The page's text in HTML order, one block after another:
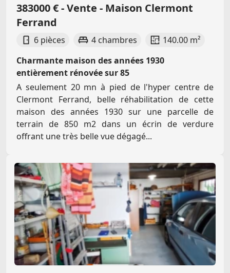
383000 € - Vente - Maison Clermont
Ferrand
6 pièces 4 chambres
140.00 m²
Charmante maison des années 1930
entièrement rénovée sur 85
A seulement 20 mn à pied de l'hyper centre de
Clermont Ferrand, belle réhabilitation de cette
maison des années 1930 sur une parcelle de
terrain de 850 m2 dans un écrin de verdure
offrant une très belle vue dégagé...